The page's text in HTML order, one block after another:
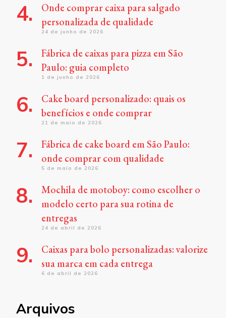
Onde comprar caixa para salgado
personalizada de qualidade
24 de junho de 2026
Fábrica de caixas para pizza em São
Paulo: guia completo
1 de junho de 2026
Cake board personalizado: quais os
benefícios e onde comprar
21 de maio de 2026
Fábrica de cake board em São Paulo:
onde comprar com qualidade
5 de maio de 2026
Mochila de motoboy: como escolher o
modelo certo para sua rotina de
entregas
24 de abril de 2026
Caixas para bolo personalizadas: valorize
sua marca em cada entrega
6 de abril de 2026
Arquivos